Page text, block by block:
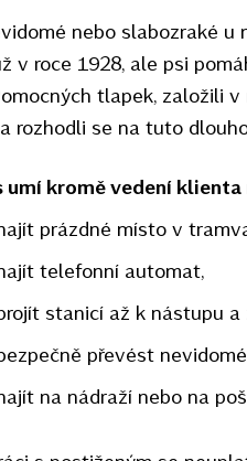
nebo slabozraké
v roce 1928, ale psi
tlapek, založili
rozhodli se na tuto
umí kromě vedení
prázdné místo v
telefonní automat,
stanicí až k nástupu
převést
na nádraží nebo na